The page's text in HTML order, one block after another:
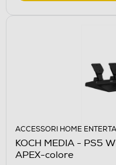
ACCESSORI HOME
KOCH MEDIA - PS5
APEX-colore